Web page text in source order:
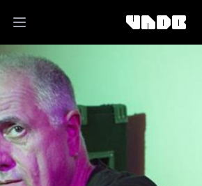
Open main menu